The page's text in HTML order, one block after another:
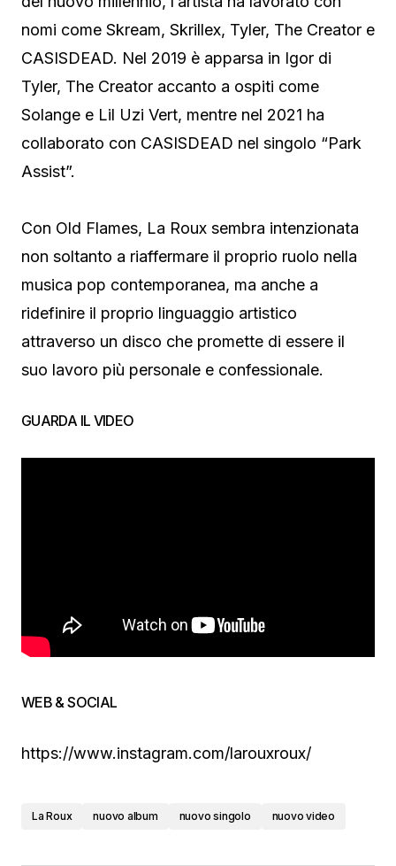
nomi come Skream, Skrillex, Tyler, The Creator e
CASISDEAD. Nel 2019 è apparsa in Igor di
Tyler, The Creator accanto a ospiti come
Solange e Lil Uzi Vert, mentre nel 2021 ha
collaborato con CASISDEAD nel singolo “Park
Assist”.
Con Old Flames, La Roux sembra intenzionata
non soltanto a riaffermare il proprio ruolo nella
musica pop contemporanea, ma anche a
ridefinire il proprio linguaggio artistico
attraverso un disco che promette di essere il
suo lavoro più personale e confessionale.
GUARDA IL VIDEO
WEB & SOCIAL
https://www.instagram.com/larouxroux/
La Roux nuovo album nuovo singolo nuovo video